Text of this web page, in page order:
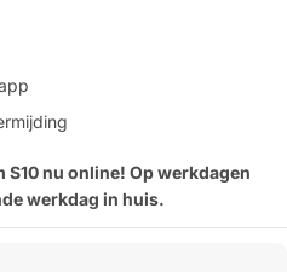
S10 nu online! Op werkdagen
werkdag in huis.